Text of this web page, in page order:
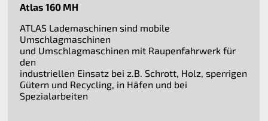
Atlas 160 MH
ATLAS Lademaschinen sind mobile
Umschlagmaschinen
und Umschlagmaschinen mit Raupenfahrwerk für
den
industriellen Einsatz bei z.B. Schrott, Holz, sperrigen
Gütern und Recycling, in Häfen und bei
Spezialarbeiten